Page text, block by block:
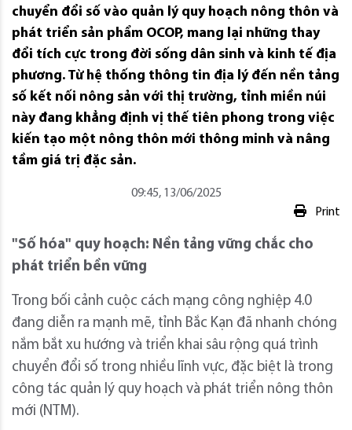
chuyển đổi số vào quản lý quy hoạch nông thôn và
phát triển sản phẩm OCOP, mang lại những thay
đổi tích cực trong đời sống dân sinh và kinh tế địa
phương. Từ hệ thống thông tin địa lý đến nền tảng
số kết nối nông sản với thị trường, tỉnh miền núi
này đang khẳng định vị thế tiên phong trong việc
kiến tạo một nông thôn mới thông minh và nâng
tầm giá trị đặc sản.
09:45, 13/06/2025
Print
"Số hóa" quy hoạch: Nền tảng vững chắc cho
phát triển bền vững
Trong bối cảnh cuộc cách mạng công nghiệp 4.0
đang diễn ra mạnh mẽ, tỉnh Bắc Kạn đã nhanh chóng
nắm bắt xu hướng và triển khai sâu rộng quá trình
chuyển đổi số trong nhiều lĩnh vực, đặc biệt là trong
công tác quản lý quy hoạch và phát triển nông thôn
mới (NTM).